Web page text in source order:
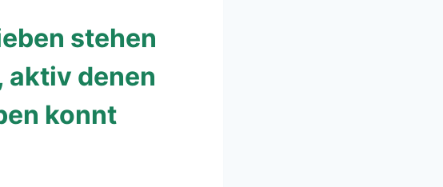
stehen
denen
konnt